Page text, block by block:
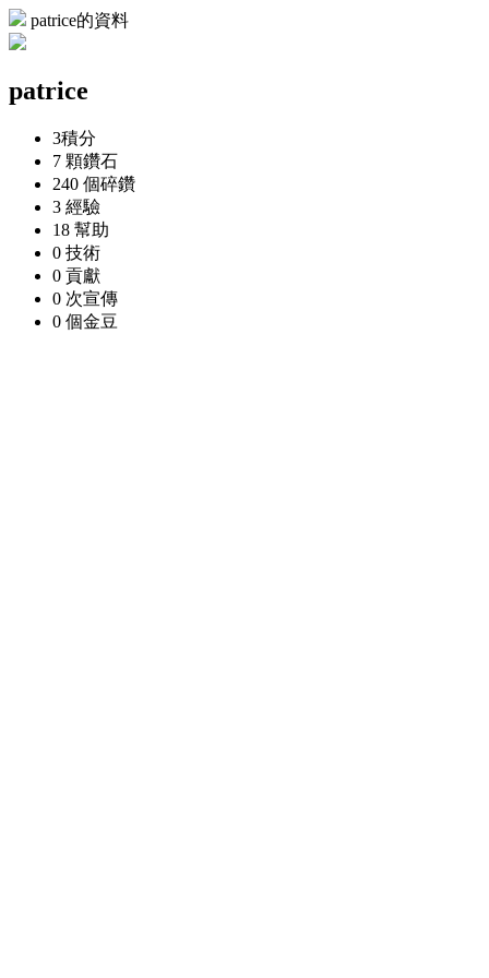
patrice的資料
patrice
3積分
7 顆鑽石
240 個碎鑽
3 經驗
18 幫助
0 技術
0 貢獻
0 次宣傳
0 個金豆